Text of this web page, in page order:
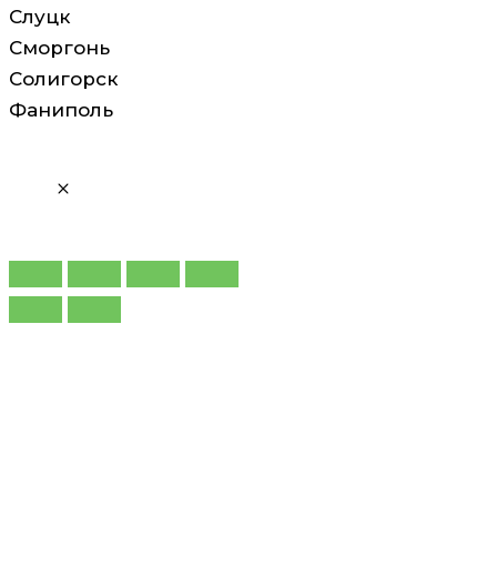
Слуцк
Сморгонь
Солигорск
Фаниполь